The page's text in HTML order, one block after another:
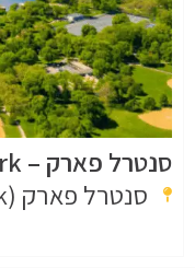
סנטרל פארק – Central Park
סנטרל פארק (Central Park)